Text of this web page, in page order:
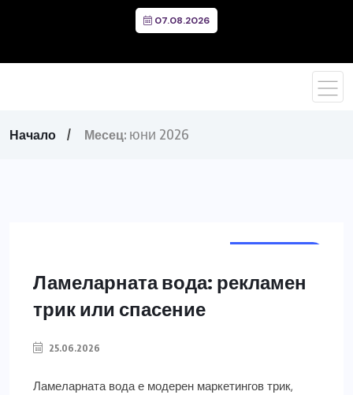
07.08.2026
Начало Месец: юни 2026
Ламеларната вода: рекламен
трик или спасение
25.06.2026
Ламеларната вода е модерен маркетингов трик,